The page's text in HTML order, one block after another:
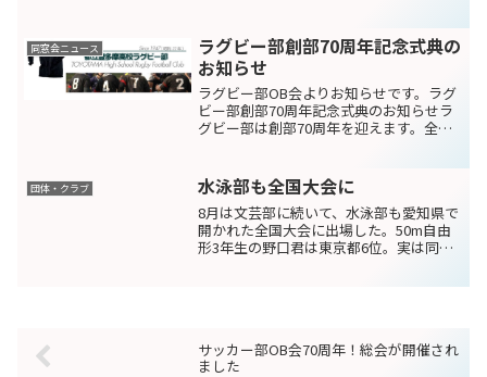
同窓会ニュース
ラグビー部創部70周年記念式典の
お知らせ
ラグビー部OB会よりお知らせです。ラグ
ビー部創部70周年記念式典のお知らせラ
グビー部は創部70周年を迎えます。全国
校として永続し現役が活躍・躍進する事
がOB会全員の願...
団体・クラブ 水泳部も全国大会に
8月は文芸部に続いて、水泳部も愛知県で
開かれた全国大会に出場した。50m自由
形3年生の野口君は東京都6位。実は同君
サッカー部OB会70周年！総会が開催され
ました